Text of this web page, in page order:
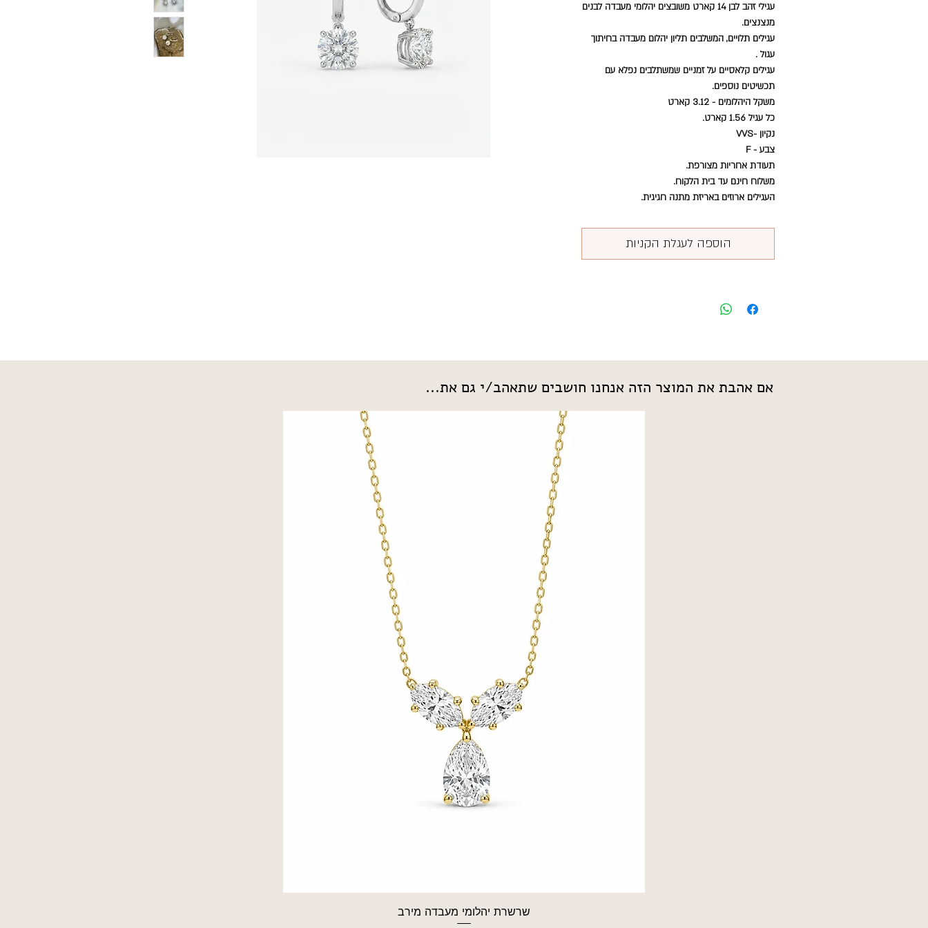
עגילי זהב לבן 14 קארט משובצים יהלומי מעבדה לבנים
מנצנצים.
עגילים תלויים, המשלבים תליון יהלום מעבדה בחיתוך
עגול .
עגילים קלאסיים על זמניים שמשתלבים נפלא עם
תכשיטים נוספים.
משקל היהלומים - 3.12 קארט
כל עגיל 1.56 קארט.
נקיון -VVS
צבע - F
תעודת אחריות מצורפת.
משלוח חינם עד בית הלקוח.
העגילים ארוזים באריזת מתנה חגיגית.
הוספה לעגלת הקניות
אם אהבת את המוצר הזה אנחנו חושבים שתאהב/י גם את...
שרשרת יהלומי מעבדה מירב